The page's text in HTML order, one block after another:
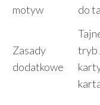
motyw
do
Zasady
dodatkowe
tryb